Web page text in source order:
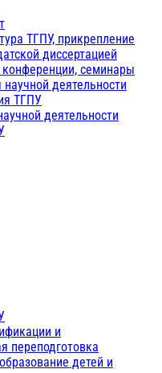
ТГПУ, прикрепление
диссертацией
семинары
деятельности
ТГПУ
деятельности
и
переподготовка
детей и